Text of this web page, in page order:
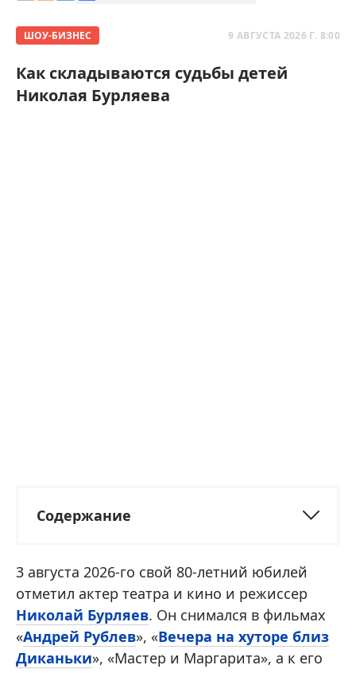
ШОУ-БИЗНЕС 9 АВГУСТА 2026 Г. 8:00
Как складываются судьбы детей
Николая Бурляева
Содержание
3 августа 2026-го свой 80-летний юбилей
отметил актер театра и кино и режиссер
Николай Бурляев. Он снимался в фильмах
«Андрей Рублев», «Вечера на хуторе близ
Диканьки», «Мастер и Маргарита», а к его